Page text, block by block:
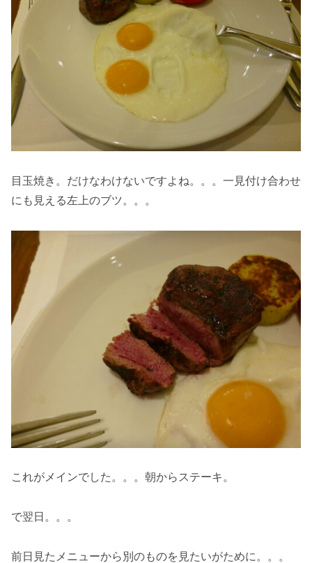
目玉焼き。だけなわけないですよね。。。一見付け合わせ
にも見える左上のブツ。。。
これがメインでした。。。朝からステーキ。
で翌日。。。
前日見たメニューから別のものを見たいがために。。。